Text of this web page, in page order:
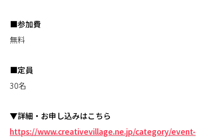
■参加費
無料
■定員
30名
▼詳細・お申し込みはこちら
https://www.creativevillage.ne.jp/category/event-